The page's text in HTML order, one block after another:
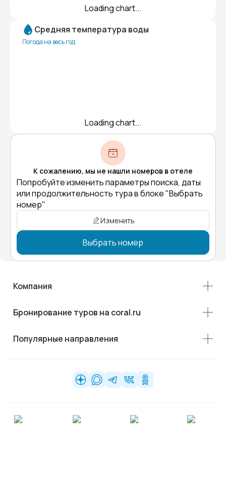
Loading chart...
Средняя температура воды
Погода на весь год
Loading chart...
К сожалению, мы не нашли номеров в отеле
Попробуйте изменить параметры поиска, даты
или продолжительность тура в блоке "Выбрать
номер"
Изменить
Выбрать номер
Компания
Бронирование туров на coral.ru
Популярные направления